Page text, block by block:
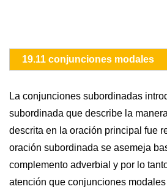
19.11 conjunciones modales
La conjunciones subordinadas
subordinada que describe la
descrita en la oración principal fue
oración subordinada se asemeja
complemento adverbial y por lo
atención que conjunciones